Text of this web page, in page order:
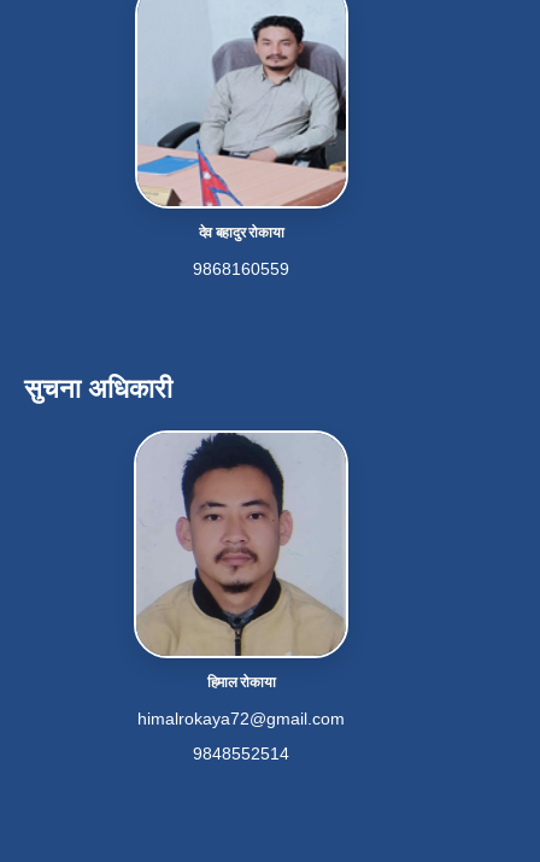
देव बहादुर रोकाया
9868160559
सुचना अधिकारी
हिमाल रोकाया
himalrokaya72@gmail.com
9848552514